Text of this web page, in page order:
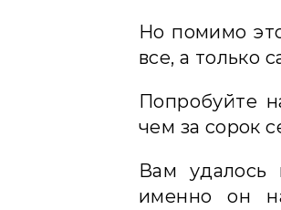
Но помимо
все, а только
Попробуйте
чем за сорок
Вам удалось
именно он